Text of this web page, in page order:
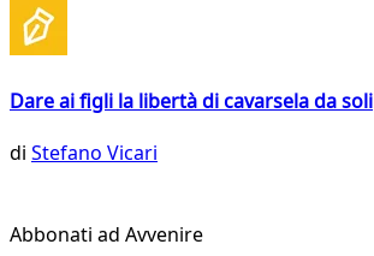
Dare ai figli la libertà di cavarsela da soli
di Stefano Vicari
Abbonati ad Avvenire